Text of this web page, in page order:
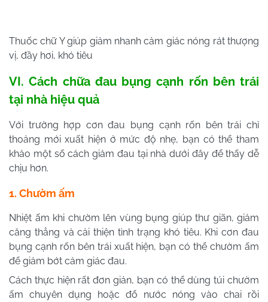
Thuốc chữ Y giúp giảm nhanh cảm giác nóng rát thượng
vị, đầy hơi, khó tiêu
VI. Cách chữa đau bụng cạnh rốn bên trái
tại nhà hiệu quả
Với trường hợp cơn đau bụng cạnh rốn bên trái chỉ
thoảng mới xuất hiện ở mức độ nhẹ, bạn có thể tham
khảo một số cách giảm đau tại nhà dưới đây để thấy dễ
chịu hơn.
1. Chườm ấm
Nhiệt ấm khi chườm lên vùng bụng giúp thư giãn, giảm
căng thẳng và cải thiện tình trạng khó tiêu. Khi cơn đau
bụng cạnh rốn bên trái xuất hiện, bạn có thể chườm ấm
để giảm bớt cảm giác đau.
Cách thực hiện rất đơn giản, bạn có thể dùng túi chườm
ấm chuyên dụng hoặc đổ nước nóng vào chai rồi